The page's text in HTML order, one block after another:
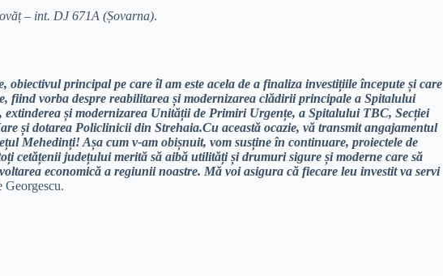
– int. DJ 671A (Șovarna).
obiectivul principal pe care îl am este acela de a finaliza investițiile începute și care
fiind vorba despre reabilitarea și modernizarea clădirii principale a Spitalului
și modernizarea Unității de Primiri Urgențe, a Spitalului TBC, Secției
și dotarea Policlinicii din Strehaia.Cu această ocazie, vă transmit angajamentul
Mehedinți! Așa cum v-am obișnuit, vom susține în continuare, proiectele de
cetățenii județului merită să aibă utilități și drumuri sigure și moderne care să
economică a regiunii noastre. Mă voi asigura că fiecare leu investit va servi
Georgescu.